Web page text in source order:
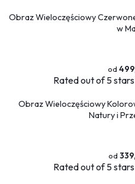
Obraz Wieloczęściowy
w
Ratedout of 5
Obraz Wieloczęściowy
Natury i
Ratedout of 5